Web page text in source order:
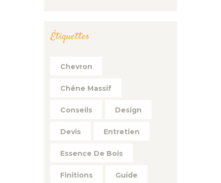
Étiquettes
Chevron
Chêne Massif
Conseils Design
Devis Entretien
Essence De Bois
Finitions Guide